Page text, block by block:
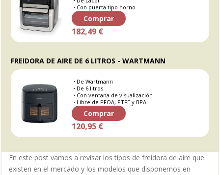
Con puerta tipo horno
Comprar
182,49 €
FREIDORA DE AIRE DE 6 LITROS - WARTMANN
De Wartmann
De 6 litros
Con ventana de visualización
Libre de PFOA, PTFE y BPA
Comprar
120,95 €
En este post vamos a revisar los tipos de freidora de aire que
existen en el mercado y los modelos que disponemos en